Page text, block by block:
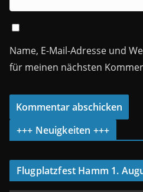
Name, E-Mail-Adresse und
für meinen nächsten
+++ Neuigkeiten +++
Flugplatzfest Hamm 1.